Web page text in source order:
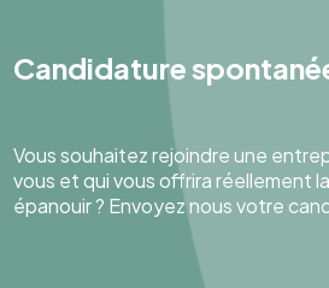
Candidature
Vous souhaitez rejoindre une
vous et qui vous offrira réellement
épanouir ? Envoyez nous votre